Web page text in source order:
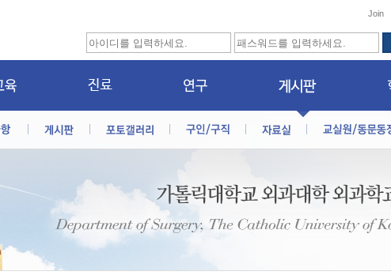
Join